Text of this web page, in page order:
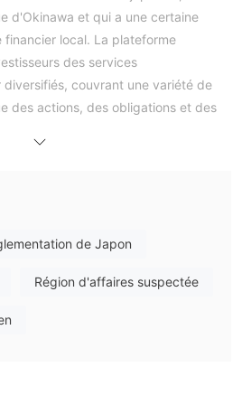
d'Okinawa et qui a une certaine
financier local. La plateforme
des services
couvrant une variété de
des actions, des obligations et des
des informations
commerciales.
légitime ?
de Japon
Région d'affaires suspectée